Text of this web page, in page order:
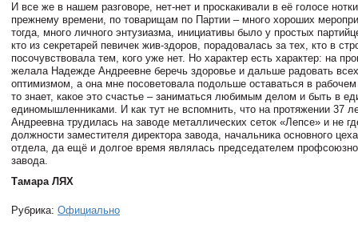
И все же в нашем разговоре, нет-нет и проскакивали в её голосе
прежнему времени, по товарищам по Партии – много хороших
тогда, много личного энтузиазма, инициативы было у простых
кто из секретарей певичек жив-здоров, порадовалась за тех, кто в
посочувствовала тем, кого уже нет. Но характер есть характер: на
желала Надежде Андреевне беречь здоровье и дальше радовать
оптимизмом, а она мне посоветовала подольше оставаться в рабочем
то знает, какое это счастье – заниматься любимым делом и быть в
единомышленниками. И как тут не вспомнить, что на протяжении 37
Андреевна трудилась на заводе металлических сеток «Лепсе» и не
должности заместителя директора завода, начальника основного
отдела, да ещё и долгое время являлась председателем
завода.
Тамара ЛЯХ
Рубрика: Официально